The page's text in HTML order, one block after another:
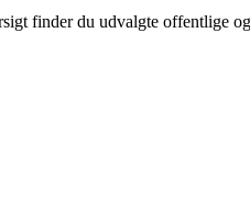
finder du udvalgte offentlige